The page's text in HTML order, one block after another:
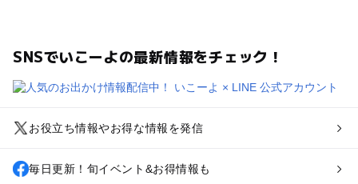
SNSでいこーよの最新情報をチェック！
お役立ち情報やお得な情報を発信
毎日更新！旬イベント&お得情報も